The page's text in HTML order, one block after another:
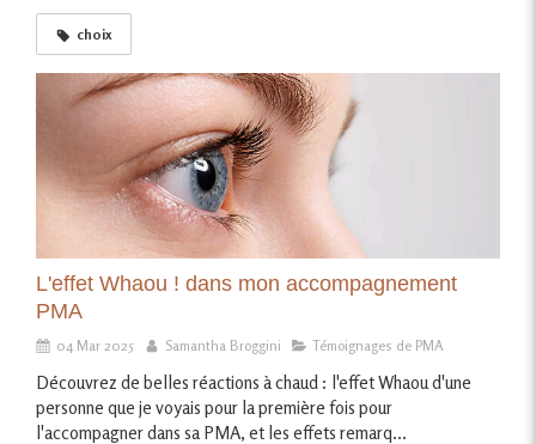
choix
L'effet Whaou ! dans mon accompagnement
PMA
04 Mar 2025 Samantha Broggini Témoignages de PMA
Découvrez de belles réactions à chaud : l'effet Whaou d'une
personne que je voyais pour la première fois pour
l'accompagner dans sa PMA, et les effets remarq...